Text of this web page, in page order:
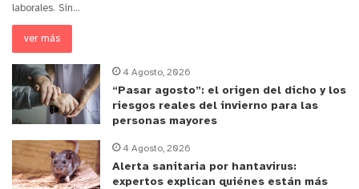
laborales. Sin…
ver más
4 Agosto, 2026
“Pasar agosto”: el origen del dicho y los
riesgos reales del invierno para las
personas mayores
4 Agosto, 2026
Alerta sanitaria por hantavirus:
expertos explican quiénes están más